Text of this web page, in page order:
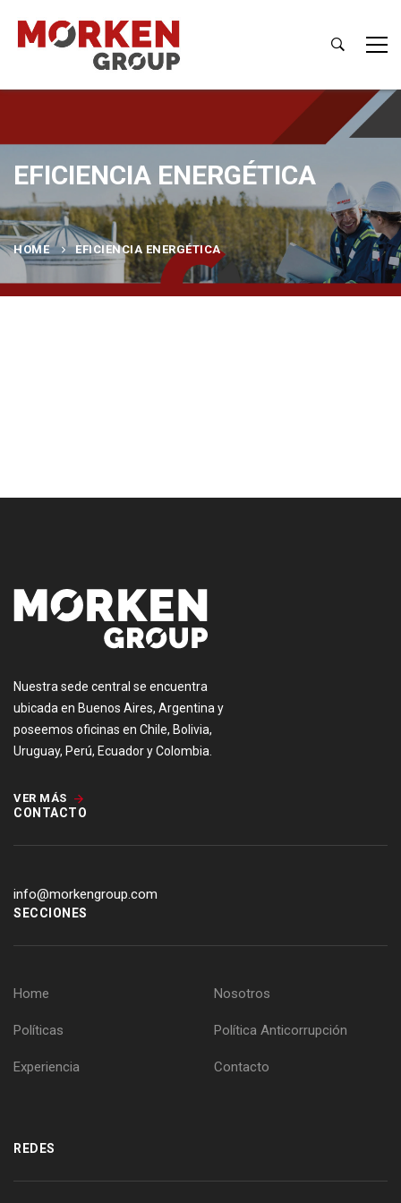
EFICIENCIA ENERGÉTICA
HOME EFICIENCIA ENERGÉTICA
Nuestra sede central se encuentra
ubicada en Buenos Aires, Argentina y
poseemos oficinas en Chile, Bolivia,
Uruguay, Perú, Ecuador y Colombia.
VER MÁS
CONTACTO
info@morkengroup.com
SECCIONES
Home Nosotros
Políticas Política Anticorrupción
Experiencia Contacto
REDES